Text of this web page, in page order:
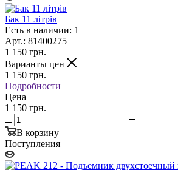
Бак 11 літрів
Есть в наличии: 1
Арт.: 81400275
1 150 грн.
Варианты цен
1 150 грн.
Подробности
Цена
1 150 грн.
В корзину
Поступления